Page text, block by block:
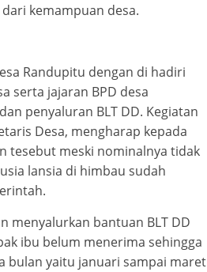
kemampuan desa.
Randupitu dengan di hadiri
serta jajaran BPD desa
penyaluran BLT DD. Kegiatan
Desa, mengharap kepada
tesebut meski nominalnya tidak
lansia di himbau sudah
menyalurkan bantuan BLT DD
ibu belum menerima sehingga
bulan yaitu januari sampai maret